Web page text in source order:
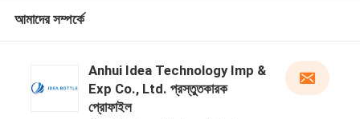
আমাদের সম্পর্কে
Anhui Idea Technology Imp &
Exp Co., Ltd. প্রস্তুতকারক
প্রোফাইল